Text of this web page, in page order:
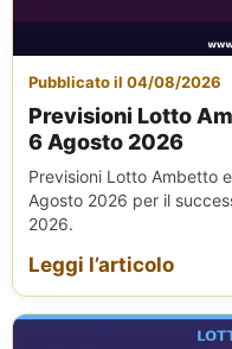
Pubblicato il 04/08/2026
Previsioni Lotto
6 Agosto 2026
Previsioni Lotto Ambetto
Agosto 2026 per il
2026.
Leggi l’articolo